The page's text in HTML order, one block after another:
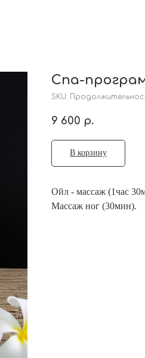
Спа-
SKU:
9 600 р.
В корзину
Ойл - массаж (1час
Массаж ног (30мин).